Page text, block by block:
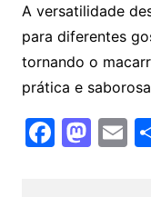
A versatilidade
para diferentes
tornando o
prática e
F M E